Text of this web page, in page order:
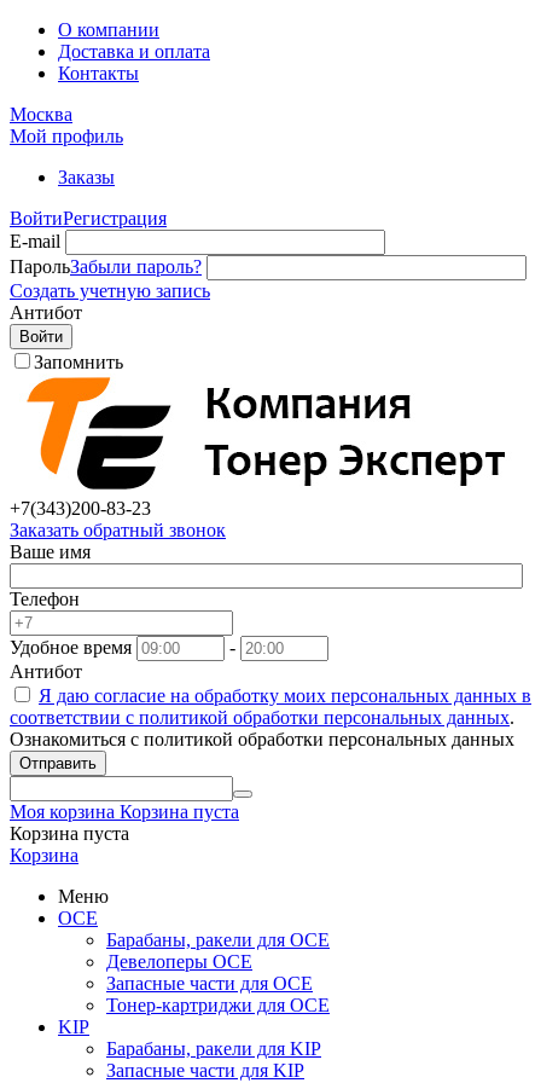
О компании
Доставка и оплата
Контакты
Москва
Мой профиль
Заказы
ВойтиРегистрация
E-mail
ПарольЗабыли пароль?
Создать учетную запись
Антибот
Войти
Запомнить
+7(343)200-83-23
Заказать обратный звонок
Ваше имя
Телефон
Удобное время
-
Антибот
Я даю согласие на обработку моих персональных данных в
соответствии с политикой обработки персональных данных.
Ознакомиться с политикой обработки персональных данных
Отправить
Моя корзина Корзина пуста
Корзина пуста
Корзина
Меню
OCE
Барабаны, ракели для OCE
Девелоперы OCE
Запасные части для OCE
Тонер-картриджи для OCE
KIP
Барабаны, ракели для KIP
Запасные части для KIP